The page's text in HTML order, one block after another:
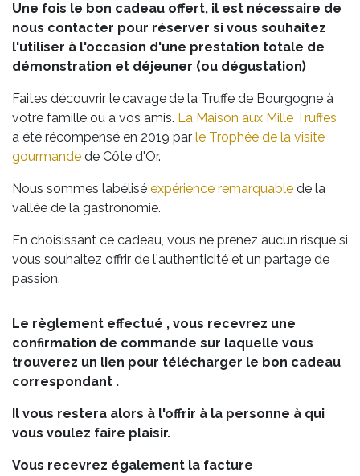
Une fois le bon cadeau offert, il est nécessaire de
nous contacter pour réserver si vous souhaitez
l'utiliser à l'occasion d'une prestation totale de
démonstration et déjeuner (ou dégustation)
Faites découvrir le cavage de la Truffe de Bourgogne à
votre famille ou à vos amis. La Maison aux Mille Truffes
a été récompensé en 2019 par le Trophée de la visite
gourmande de Côte d'Or.
Nous sommes labélisé expérience remarquable de la
vallée de la gastronomie.
En choisissant ce cadeau, vous ne prenez aucun risque si
vous souhaitez offrir de l'authenticité et un partage de
passion.
Le règlement effectué , vous recevrez une
confirmation de commande sur laquelle vous
trouverez un lien pour télécharger le bon cadeau
correspondant .
Il vous restera alors à l'offrir à la personne à qui
vous voulez faire plaisir.
Vous recevrez également la facture